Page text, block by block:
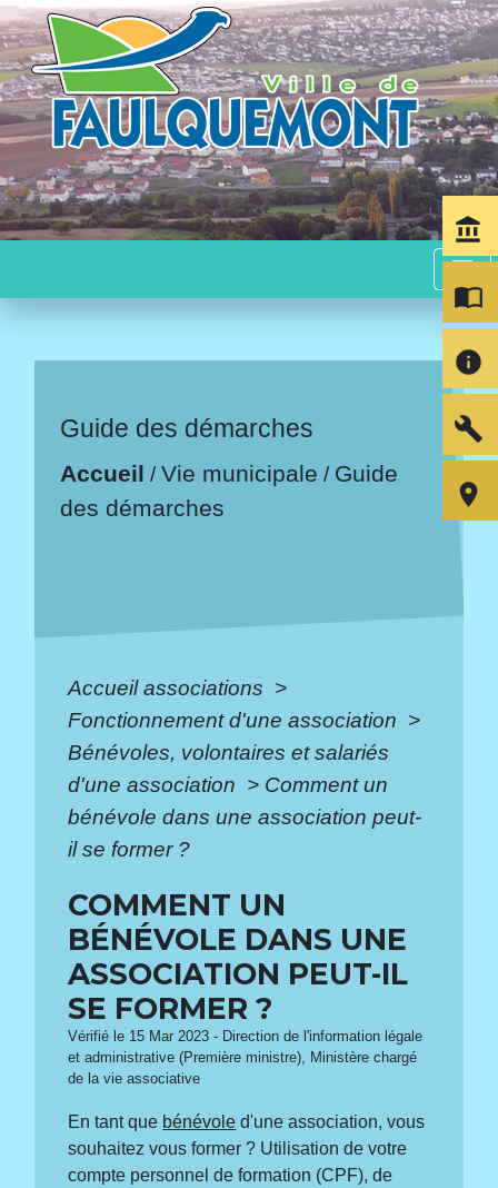
menu
Guide des démarches
Accueil /Vie municipale / Guide
des démarches
Accueil associations >
Fonctionnement d'une association >
Bénévoles, volontaires et salariés
d'une association > Comment un
bénévole dans une association peut-
il se former ?
COMMENT UN
BÉNÉVOLE DANS UNE
ASSOCIATION PEUT-IL
SE FORMER ?
Vérifié le 15 Mar 2023 - Direction de l'information légale
et administrative (Première ministre), Ministère chargé
de la vie associative
En tant que bénévole d'une association, vous
souhaitez vous former ? Utilisation de votre
compte personnel de formation (CPF), de
account_balance
import_contacts
info
build
room